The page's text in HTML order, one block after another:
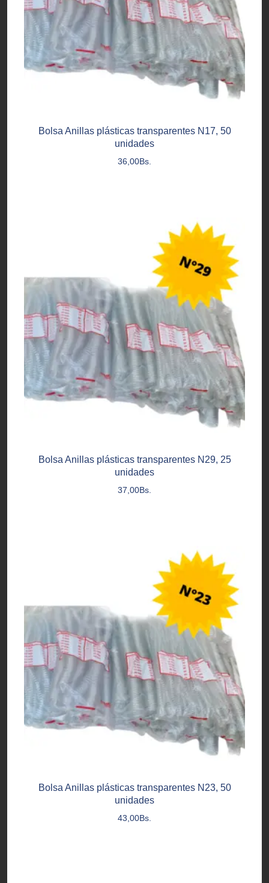
Bolsa Anillas plásticas transparentes N17, 50
unidades
36,00Bs.
Bolsa Anillas plásticas transparentes N29, 25
unidades
37,00Bs.
Bolsa Anillas plásticas transparentes N23, 50
unidades
43,00Bs.